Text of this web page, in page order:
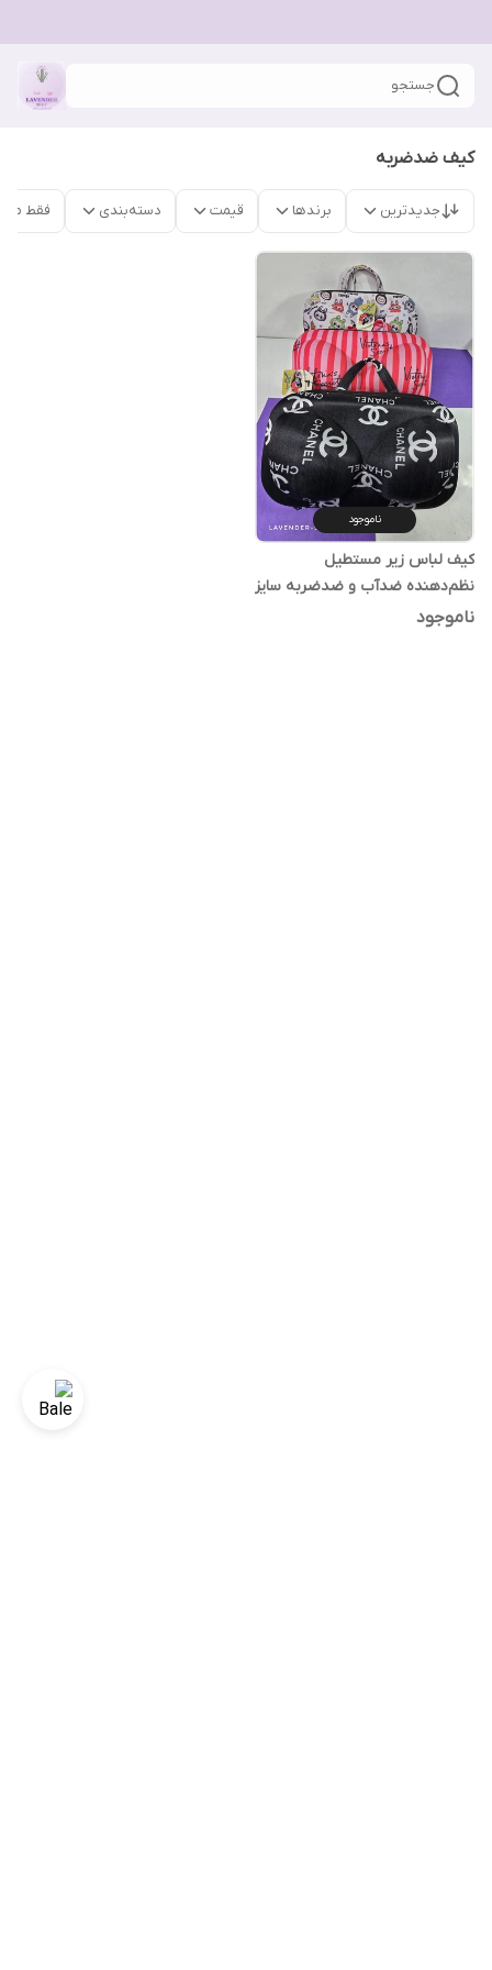
جستجو
کیف ضدضربه
جدیدترین برندها قیمت دسته‌بندی فقط
ناموجود
کیف لباس زیر مستطیل
نظم‌دهنده ضدآب و ضدضربه سایز
۳۷×۲۲
ناموجود